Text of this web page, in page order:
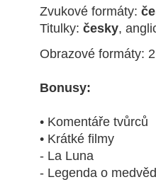
Zvukové formáty:
Titulky: česky,
Obrazové formáty:
Bonusy:
• Komentáře tvůrců
• Krátké filmy
- La Luna
- Legenda o